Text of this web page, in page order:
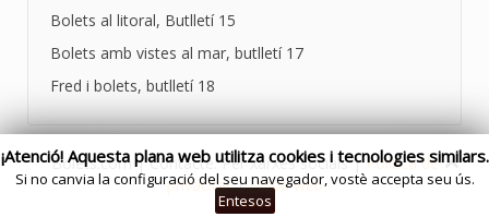
Bolets al litoral, Butlletí 15
Bolets amb vistes al mar, butlletí 17
Fred i bolets, butlletí 18
Bolets.com | Contacte: Per xarxes socials |Politica de
privacitat|Mapa web
¡Atenció! Aquesta plana web utilitza cookies i tecnologies similars.
Si no canvia la configuració del seu navegador, vostè accepta seu ús.
Entesos